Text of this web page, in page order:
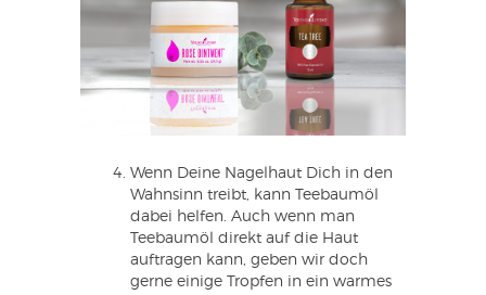
Wenn Deine Nagelhaut Dich in den
Wahnsinn treibt, kann Teebaumöl
dabei helfen. Auch wenn man
Teebaumöl direkt auf die Haut
auftragen kann, geben wir doch
gerne einige Tropfen in ein warmes